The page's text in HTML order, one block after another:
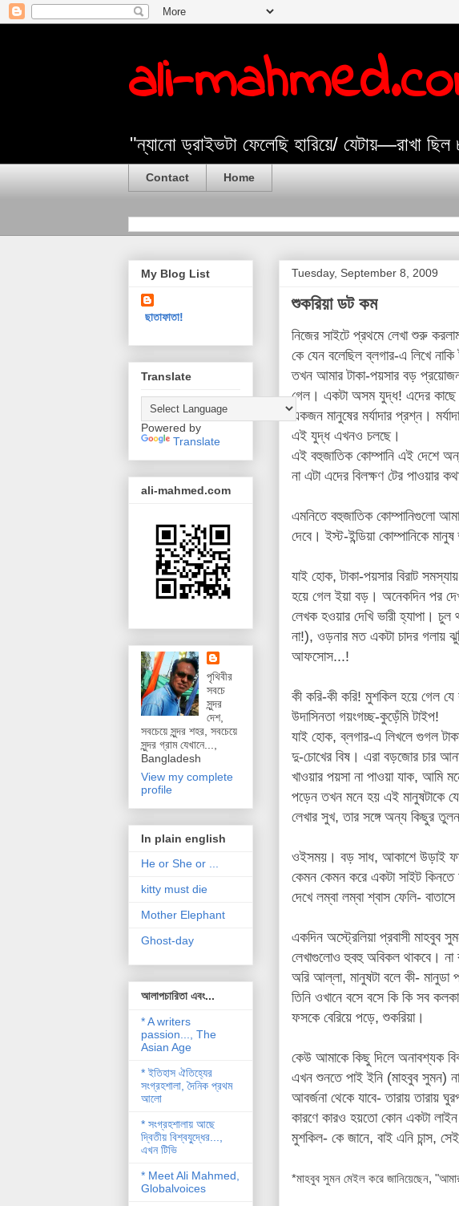
ali-
"ন্যানো ড্রাইভটা ফেলেছি হারিয়ে/ যেটায়—রাখা
Contact Home
Tuesday, September 8, 2009
শুকরিয়া ডট কম
নিজের সাইটে প্রথমে লেখা শুরু
কে যেন বলেছিল ব্লগার-এ লিখে নাকি
তখন আমার টাকা-পয়সার বড়
গেল। একটা অসম যুদ্ধ! এদের কাছে
একজন মানুষের মর্যাদার প্রশ্ন।
এই যুদ্ধ এখনও চলছে।
এই বহুজাতিক কোম্পানি এই দেশে
না এটা এদের বিলক্ষণ টের পাওয়ার
এমনিতে বহুজাতিক কোম্পানিগুলো
দেবে।ইস্ট-ইন্ডিয়া কোম্পানিকে
যাই হোক, টাকা-পয়সার বিরাট
হয়ে গেল ইয়া বড়। অনেকদিন পর
লেখক হওয়ার দেখি ভারী হ্যাপা।
না!), ওড়নার মত একটা চাদর গলায়
আফসোস...!
কী করি-কী করি! মুশকিল হয়ে গেল
উদাসিনতা গয়ংগচ্ছ-কুড়েঁমি টাইপ!
যাই হোক, ব্লগার-এ লিখলে গুগল
দু-চোখের বিষ। এরা বড়জোর চার
খাওয়ার পয়সা না পাওয়া যাক, আমি
পড়েন তখন মনে হয় এই মানুষটাকে
লেখার সুখ, তার সঙ্গে অন্য কিছুর
ওইসময়। বড় সাধ, আকাশে উড়াই
কেমন কেমন করে একটা সাইট কিনতে
দেখে লম্বা লম্বা শ্বাস ফেলি-
একদিন অস্ট্রেলিয়া প্রবাসী মাহবুব
লেখাগুলোও হুবহু অবিকল থাকবে। না
অরি আল্লা, মানুষটা বলে কী- মানুডা
তিনি ওখানে বসে বসে কি কি সব
ফসকে বেরিয়ে পড়ে, শুকরিয়া।
কেউ আমাকে কিছু দিলে অনাবশ্যক
এখন শুনতে পাই ইনি (মাহবুব সুমন)
আবর্জনা থেকে যাবে- তারায় তারায়
কারণে কারও হয়তো কোন একটা
মুশকিল- কে জানে, বাই এনি চান্স,
*মাহবুব সুমন মেইল করে জানিয়েছেন, "
My Blog List
ছাতাফাতা!
Translate
Powered by
Translate
ali-mahmed.com
পৃথিবীর
সবচে
সুন্দর
দেশ,
সবচেয়ে সুন্দর শহর, সবচেয়ে
সুন্দর গ্রাম যেখানে...,
Bangladesh
View my complete
profile
In plain english
He or She or ...
kitty must die
Mother Elephant
Ghost-day
আলাপচারিতা এবং...
* A writers
passion..., The
Asian Age
* ইতিহাস ঐতিহ্যের
সংগ্রহশালা, দৈনিক প্রথম
আলো
* সংগ্রহশালায় আছে
দ্বিতীয় বিশ্বযু্দ্ধের...,
এখন টিভি
* Meet Ali Mahmed,
Globalvoices